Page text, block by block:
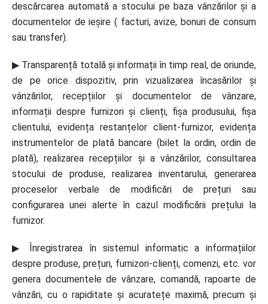
descărcarea automată a stocului pe baza vânzărilor și a
documentelor de ieșire ( facturi, avize, bonuri de consum
sau transfer).
▶ Transparență totală și informații în timp real, de oriunde,
de pe orice dispozitiv, prin vizualizarea încasărilor și
vânzărilor, recepțiilor și documentelor de vânzare,
informații despre furnizori și clienți, fișa produsului, fișa
clientului, evidența restanțelor client-furnizor, evidența
instrumentelor de plată bancare (bilet la ordin, ordin de
plată), realizarea recepțiilor și a vânzărilor, consultarea
stocului de produse, realizarea inventarului, generarea
proceselor verbale de modificări de prețuri sau
configurarea unei alerte în cazul modificării prețului la
furnizor.
▶ Înregistrarea în sistemul informatic a informațiilor
despre produse, prețuri, furnizori-clienți, comenzi, etc. vor
genera documentele de vânzare, comandă, rapoarte de
vânzări, cu o rapiditate și acuratețe maximă, precum și